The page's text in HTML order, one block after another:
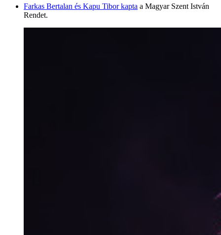
Farkas Bertalan és Kapu Tibor kapta a Magyar Szent István
Rendet.